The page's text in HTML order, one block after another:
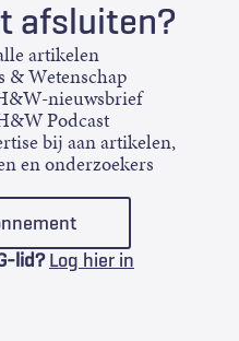
afsluiten?
artikelen
Wetenschap
nieuwsbrief
Podcast
bij aan artikelen,
en onderzoekers
lid? Log hier in